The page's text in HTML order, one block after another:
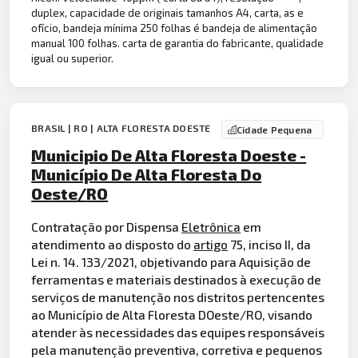
duplex, capacidade de originais tamanhos A4, carta, as e
ofício, bandeja mínima 250 folhas é bandeja de alimentação
manual 100 folhas. carta de garantia do fabricante, qualidade
igual ou superior.
BRASIL | RO | ALTA FLORESTA DOESTE Cidade Pequena
Municipio De Alta Floresta Doeste -
Município De Alta Floresta Do
Oeste/RO
Contratação por Dispensa Eletrônica em
atendimento ao disposto do artigo 75, inciso II, da
Lei n. 14. 133/2021, objetivando para Aquisição de
ferramentas e materiais destinados à execução de
serviços de manutenção nos distritos pertencentes
ao Município de Alta Floresta DOeste/RO, visando
atender às necessidades das equipes responsáveis
pela manutenção preventiva, corretiva e pequenos